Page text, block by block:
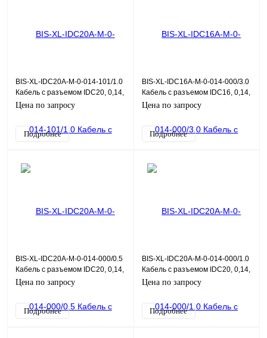
BIS-XL-IDC20A-M-0-014-101/1.0
Кабель с разъемом IDC20, 0,14,
1,0 м
Цена по запросу
Подробнее
BIS-XL-IDC16A-M-0-014-000/3.0
Кабель с разъемом IDC16, 0,14,
3,0 м
Цена по запросу
Подробнее
BIS-XL-IDC20A-M-0-014-000/0.5
Кабель с разъемом IDC20, 0,14,
0,5 м
Цена по запросу
Подробнее
BIS-XL-IDC20A-M-0-014-000/1.0
Кабель с разъемом IDC20, 0,14,
1,0 м
Цена по запросу
Подробнее